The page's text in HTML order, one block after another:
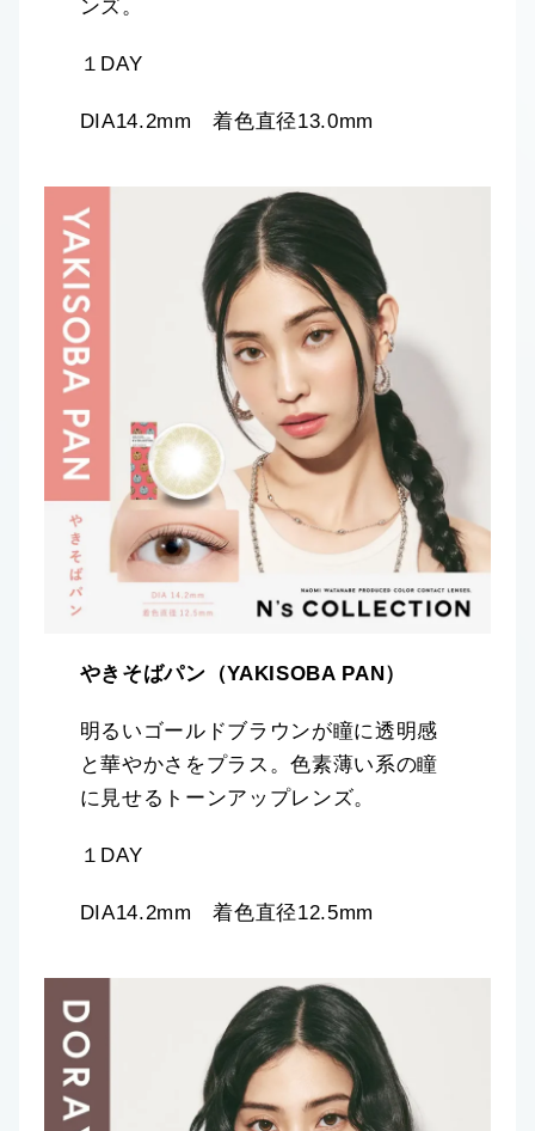
ンズ。
１DAY
DIA14.2mm 着色直径13.0mm
やきそばパン（YAKISOBA PAN）
明るいゴールドブラウンが瞳に透明感
と華やかさをプラス。色素薄い系の瞳
に見せるトーンアップレンズ。
１DAY
DIA14.2mm 着色直径12.5mm